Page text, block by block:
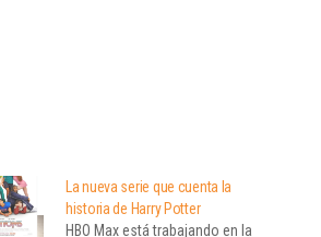
La nueva serie que cuenta la
historia de Harry Potter
HBO Max está trabajando en la